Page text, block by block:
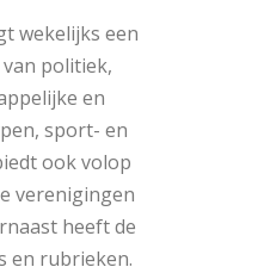
wekelijks een
politiek,
en
sport- en
ook volop
verenigingen
heeft de
en rubrieken.